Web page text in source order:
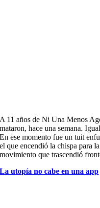
A 11 años de Ni Una Menos
mataron, hace una semana.
En ese momento fue un tuit
el que encendió la chispa para
movimiento que trascendió
La utopía no cabe en una app